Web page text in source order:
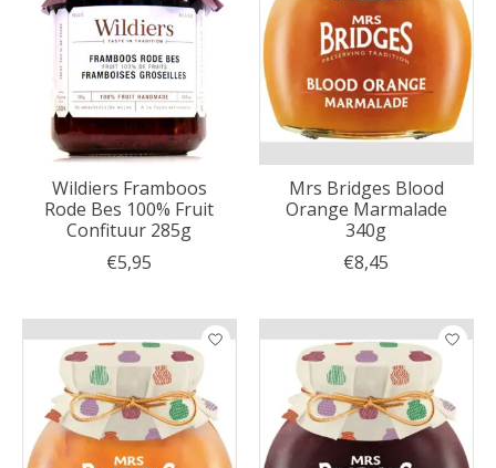
Wildiers Framboos
Rode Bes 100% Fruit
Confituur 285g
€5,95
Mrs Bridges Blood
Orange Marmalade
340g
€8,45